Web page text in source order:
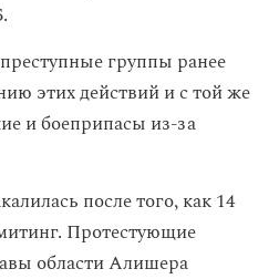
группы ранее
этих действий и с той же
и боеприпасы из-за
после того, как 14
Протестующие
области Алишера